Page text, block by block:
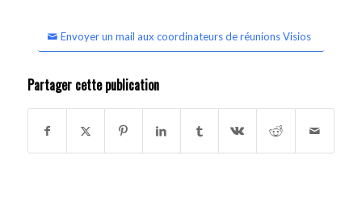
Envoyer un mail aux coordinateurs de réunions Visios
Partager cette publication